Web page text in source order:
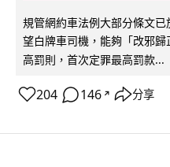
規管網約車法例大部分條文
望白牌車司機，能夠「改邪
高罰則，首次定罪最高罰款...
204 146 ↗ 分享